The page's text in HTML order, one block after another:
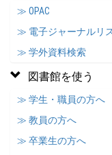
≫ OPAC
≫ 電子ジャーナルリ
≫ 学外資料検索
図書館を使う
≫ 学生・職員の方へ
≫ 教員の方へ
≫ 卒業生の方へ